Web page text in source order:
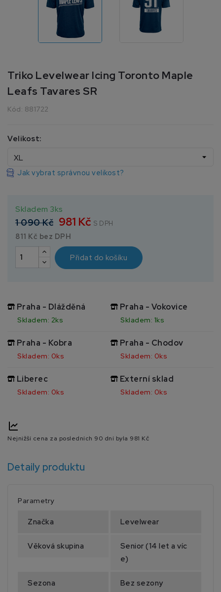
Triko Levelwear Icing Toronto Maple
Leafs Tavares SR
Kód: 881722
Velikost:
Jak vybrat správnou velikost?
Skladem 3ks
1 090 Kč 981 Kč S DPH
811 Kč bez DPH
Přidat do košíku
Praha - Dlážděná
Skladem: 2ks
Praha - Vokovice
Skladem: 1ks
Praha - Kobra
Skladem: 0ks
Praha - Chodov
Skladem: 0ks
Liberec
Skladem: 0ks
Externí sklad
Skladem: 0ks
Nejnižší cena za posledních 90 dní byla 981 Kč
Detaily produktu
Parametry
Značka Levelwear
Věková skupina
Senior (14 let a víc
e)
Sezona Bez sezony